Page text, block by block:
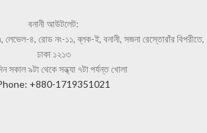
বনানী আউটলেট:
লেভেল-৪, রোড নং-১১, ব্লক-ই, বনানী, সজনা রেস্তোরাঁর বিপরীতে,
ঢাকা ১২১৩
সকাল ৯টা থেকে সন্ধ্যা ৭টা পর্যন্ত খোলা
+880-1719351021